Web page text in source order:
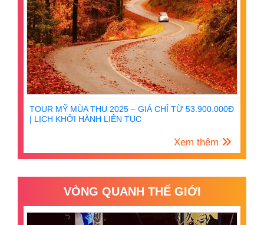
TOUR MỸ MÙA THU 2025 – GIÁ CHỈ TỪ 53.900.000Đ
| LỊCH KHỞI HÀNH LIÊN TỤC
Xem thêm
VÒNG QUANH THẾ GIỚI